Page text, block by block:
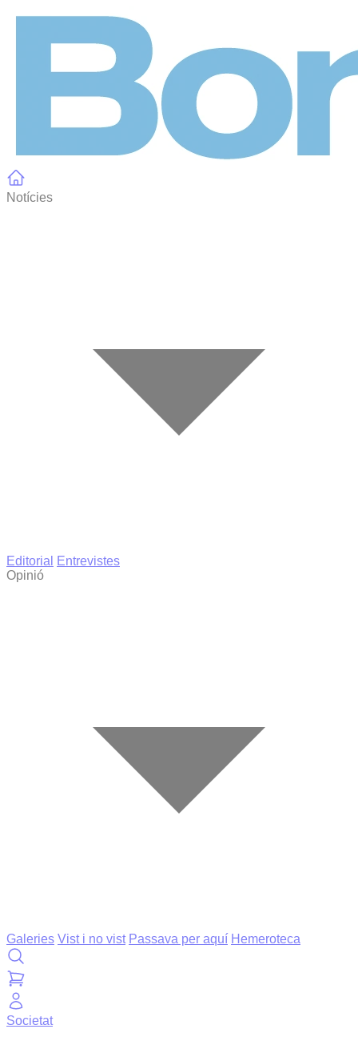
Notícies
Editorial
Entrevistes
Opinió
Galeries Vist i no vist Passava per aquí Hemeroteca
Societat